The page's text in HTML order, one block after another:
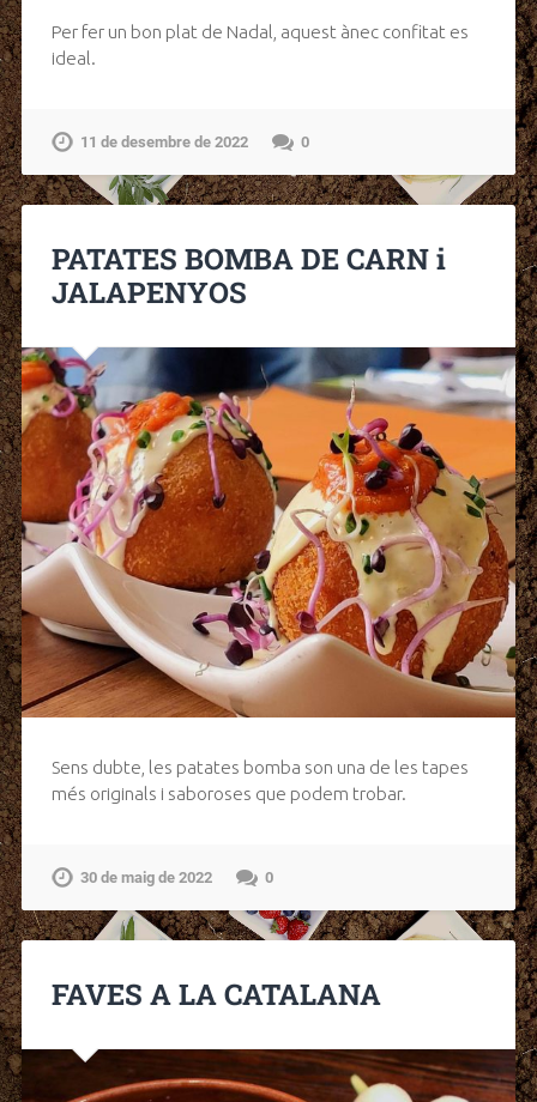
Per fer un bon plat de Nadal, aquest ànec confitat es
ideal.
11 de desembre de 2022 0
PATATES BOMBA DE CARN i
JALAPENYOS
Sens dubte, les patates bomba son una de les tapes
més originals i saboroses que podem trobar.
30 de maig de 2022 0
FAVES A LA CATALANA